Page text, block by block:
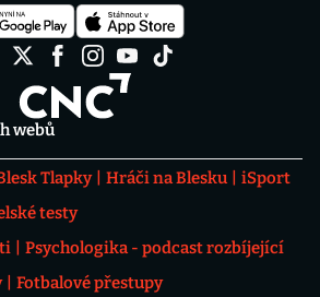
webů
Tlapky Hráči na Blesku
iSport
testy
Psychologika - podcast rozbíjející
Fotbalové přestupy